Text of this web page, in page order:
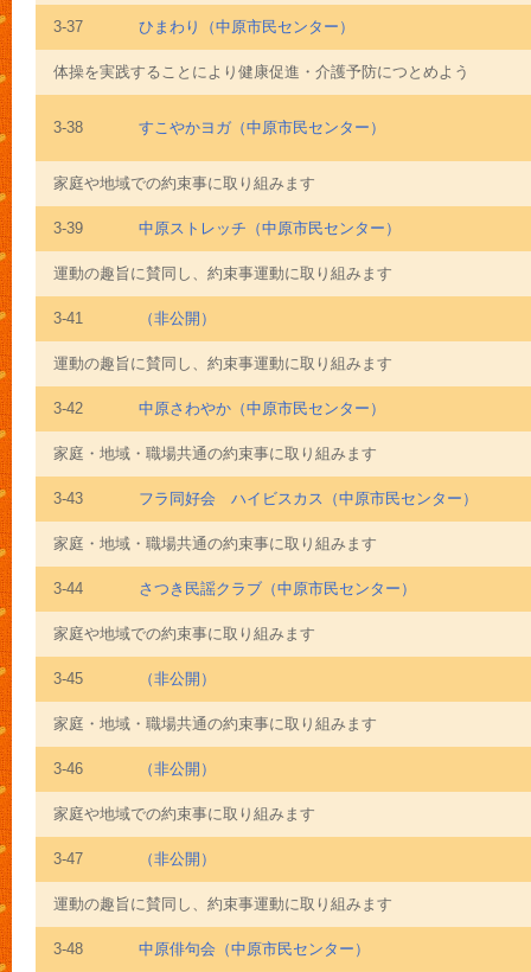
3-37 ひまわり（中原市民センター）
体操を実践することにより健康促進・介護予防につとめよう
3-38 すこやかヨガ（中原市民センター）
家庭や地域での約束事に取り組みます
3-39 中原ストレッチ（中原市民センター）
運動の趣旨に賛同し、約束事運動に取り組みます
3-41 （非公開）
運動の趣旨に賛同し、約束事運動に取り組みます
3-42 中原さわやか（中原市民センター）
家庭・地域・職場共通の約束事に取り組みます
3-43 フラ同好会 ハイビスカス（中原市民センター）
家庭・地域・職場共通の約束事に取り組みます
3-44 さつき民謡クラブ（中原市民センター）
家庭や地域での約束事に取り組みます
3-45 （非公開）
家庭・地域・職場共通の約束事に取り組みます
3-46 （非公開）
家庭や地域での約束事に取り組みます
3-47 （非公開）
運動の趣旨に賛同し、約束事運動に取り組みます
3-48 中原俳句会（中原市民センター）